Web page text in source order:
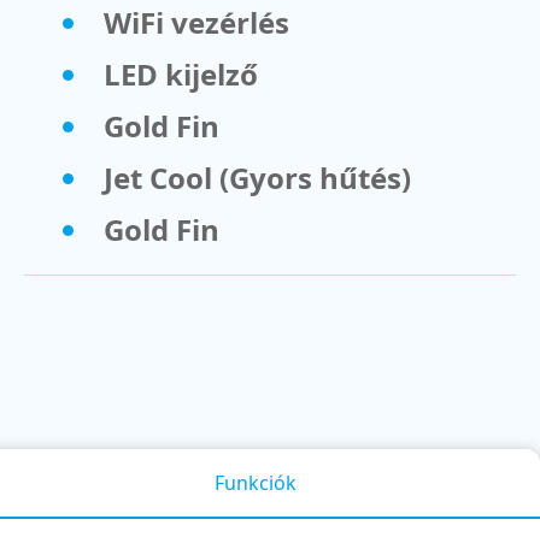
WiFi vezérlés
LED kijelző
Gold Fin
Jet Cool (Gyors hűtés)
Gold Fin
Funkciók